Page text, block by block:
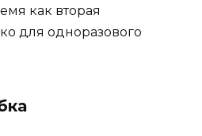
как вторая
для одноразового